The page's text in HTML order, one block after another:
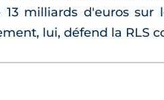
13 milliards d'euros sur
lui, défend la RLS